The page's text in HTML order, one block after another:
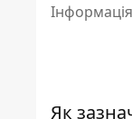
Як